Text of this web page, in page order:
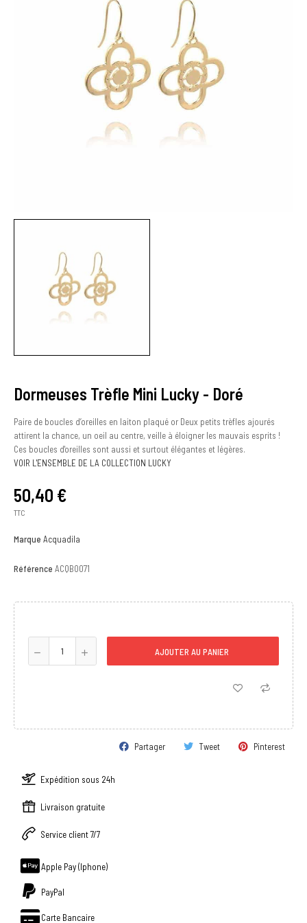
Dormeuses Trèfle Mini Lucky - Doré
Paire de boucles d’oreilles en laiton plaqué or Deux petits trèfles ajourés
attirent la chance, un oeil au centre, veille à éloigner les mauvais esprits !
Ces boucles d'oreilles sont aussi et surtout élégantes et légères.
VOIR L'ENSEMBLE DE LA COLLECTION LUCKY
50,40 €
TTC
Marque Acquadila
Référence ACQBO071
AJOUTER AU PANIER
Partager Tweet Pinterest
Expédition sous 24h
Livraison gratuite
Service client 7/7
Apple Pay (Iphone)
PayPal
Carte Bancaire